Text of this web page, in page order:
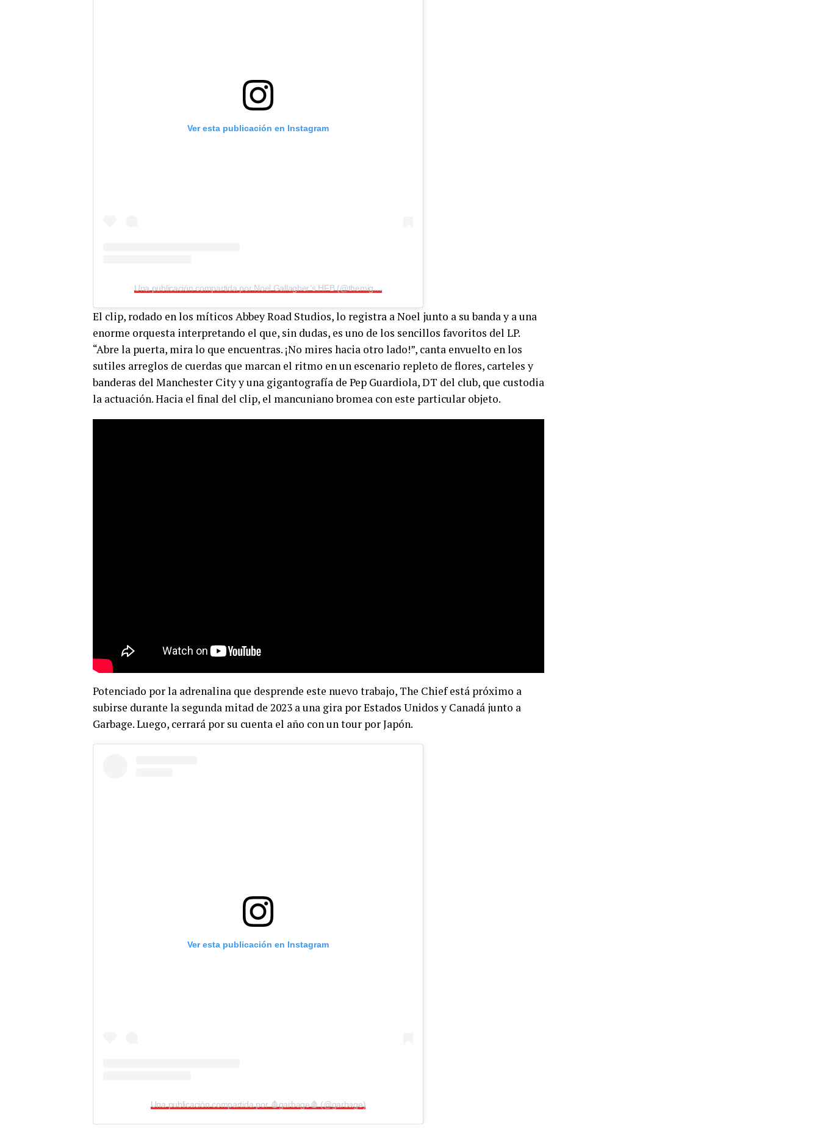
Ver esta publicación en Instagram
Una publicación compartida por Noel Gallagher’s HFB (@themightyi)
El clip, rodado en los míticos Abbey Road Studios, lo registra a Noel junto a su banda y a una
enorme orquesta interpretando el que, sin dudas, es uno de los sencillos favoritos del LP.
“Abre la puerta, mira lo que encuentras. ¡No mires hacia otro lado!”, canta envuelto en los
sutiles arreglos de cuerdas que marcan el ritmo en un escenario repleto de flores, carteles y
banderas del Manchester City y una gigantografía de Pep Guardiola, DT del club, que custodia
la actuación. Hacia el final del clip, el mancuniano bromea con este particular objeto.
Potenciado por la adrenalina que desprende este nuevo trabajo, The Chief está próximo a
subirse durante la segunda mitad de 2023 a una gira por Estados Unidos y Canadá junto a
Garbage. Luego, cerrará por su cuenta el año con un tour por Japón.
Ver esta publicación en Instagram
Una publicación compartida por 🩸garbage🩸 (@garbage)